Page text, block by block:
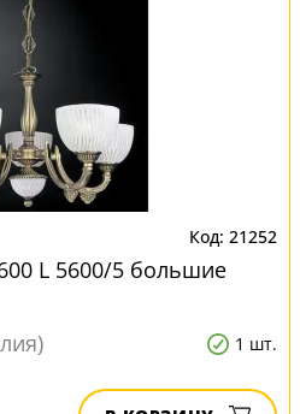
21252
L 5600/5 большие
1 шт.